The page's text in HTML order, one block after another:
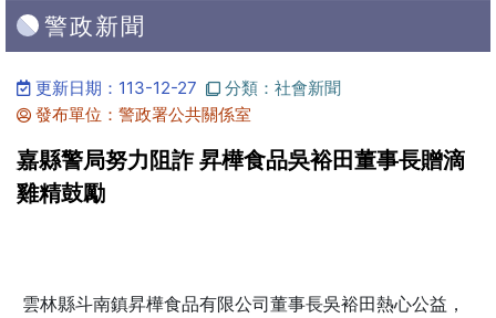
警政新聞
更新日期：113-12-27
分類：社會新聞
發布單位：警政署公共關係室
嘉縣警局努力阻詐 昇樺食品吳裕田董事長贈滴
雞精鼓勵
雲林縣斗南鎮昇樺食品有限公司董事長吳裕田熱心公益，